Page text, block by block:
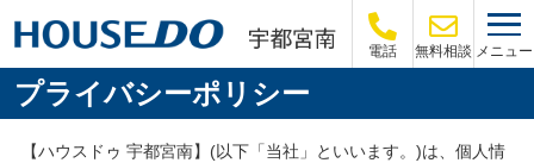
電話 無料相談 メニュー
プライバシーポリシー
【ハウスドゥ 宇都宮南】(以下「当社」といいます。)は、個人情